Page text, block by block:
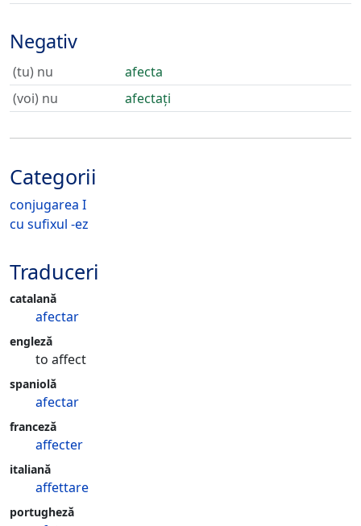
Negativ
(tu) nu
afecta
(voi) nu
afectați
Categorii
conjugarea I
cu sufixul -ez
Traduceri
catalană
afectar
engleză
to affect
spaniolă
afectar
franceză
affecter
italiană
affettare
portugheză